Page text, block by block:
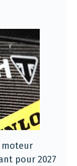
moteur
pour 2027